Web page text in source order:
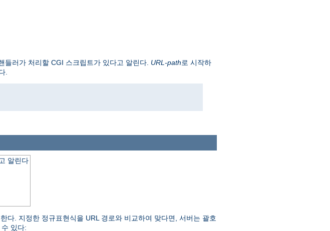
들러가 처리할 CGI 스크립트가 있다고 알린다. URL-path로 시작하
.
알린다
다. 지정한 정규표현식을 URL 경로와 비교하여 맞다면, 서버는 괄호
있다: